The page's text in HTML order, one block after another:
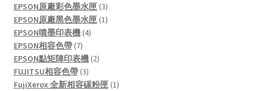
EPSON原廠彩色墨水匣 33
products
EPSON原廠黑色墨水匣 11
EPSON噴墨印表機 44
EPSON相容色帶 77
products
EPSON點矩陣印表機 22
FUJITSU相容色帶 33
products
FujiXerox 全新相容碳粉匣 11